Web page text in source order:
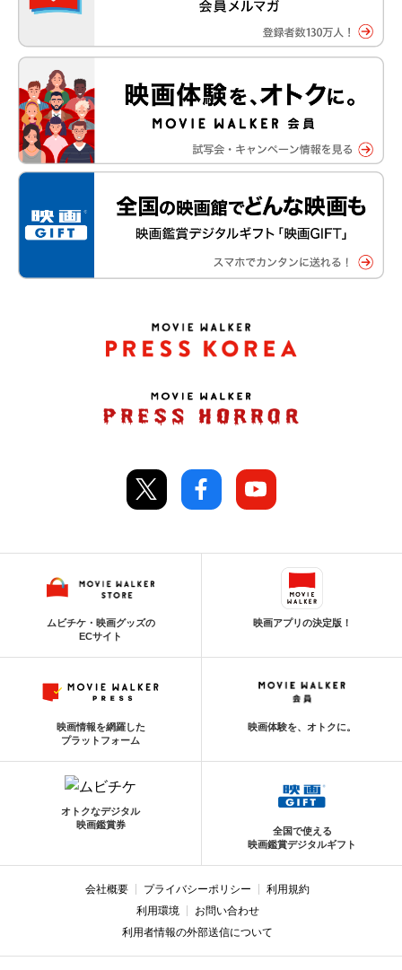
ムビチケ・映画グッズの
ECサイト
映画アプリの決定版！
映画情報を網羅した
プラットフォーム
映画体験を、オトクに。
オトクなデジタル
映画鑑賞券
全国で使える
映画鑑賞デジタルギフト
会社概要 プライバシーポリシー
利用規約
利用環境
お問い合わせ
利用者情報の外部送信について